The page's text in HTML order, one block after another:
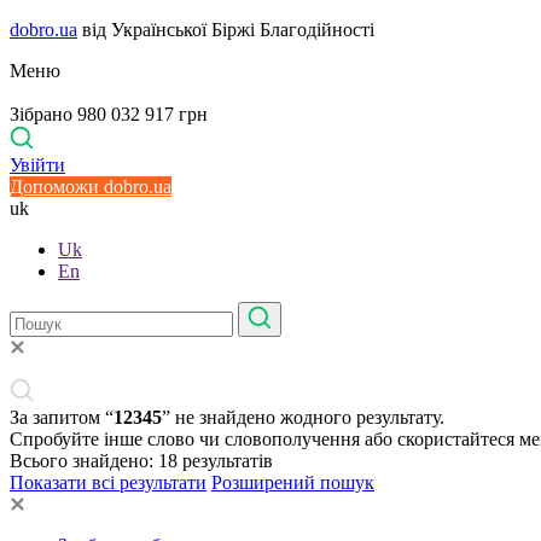
dobro.ua від Української Біржі Благодійності
Меню
Зібрано 980 032 917 грн
Увійти
Допоможи dobro.ua
uk
Uk
En
За запитом “12345” не знайдено жодного результату.
Спробуйте інше слово чи словополучення або скористайтеся
Всього знайдено: 18 результатів
Показати всі результати Розширений пошук